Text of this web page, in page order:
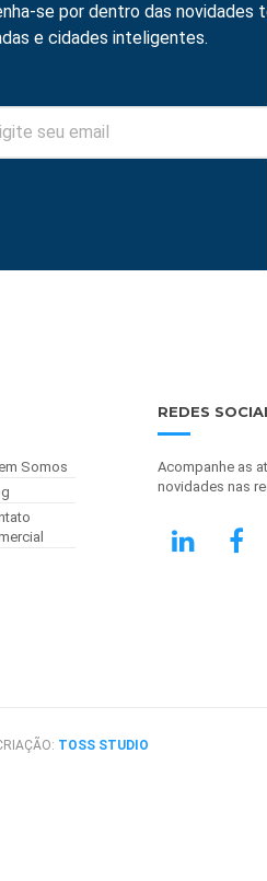
se por dentro das novidades
e cidades inteligentes.
Somos
REDES
Acompanhe as
novidades nas
TOSS STUDIO